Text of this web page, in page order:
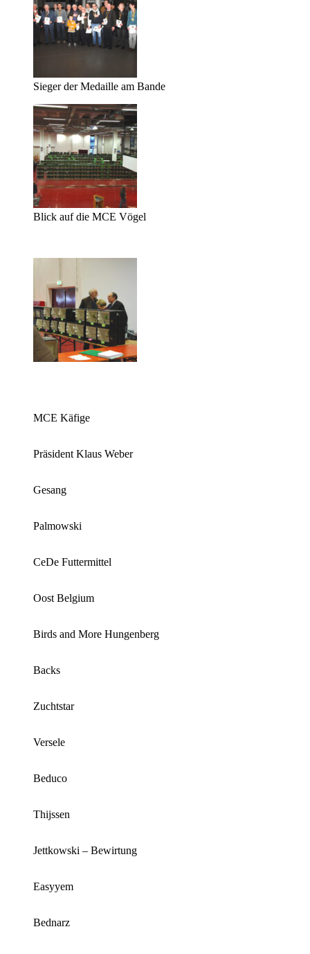
Sieger der Medaille am Bande
Blick auf die MCE Vögel
MCE Käfige
Präsident Klaus Weber
Gesang
Palmowski
CeDe Futtermittel
Oost Belgium
Birds and More Hungenberg
Backs
Zuchtstar
Versele
Beduco
Thijssen
Jettkowski – Bewirtung
Easyyem
Bednarz